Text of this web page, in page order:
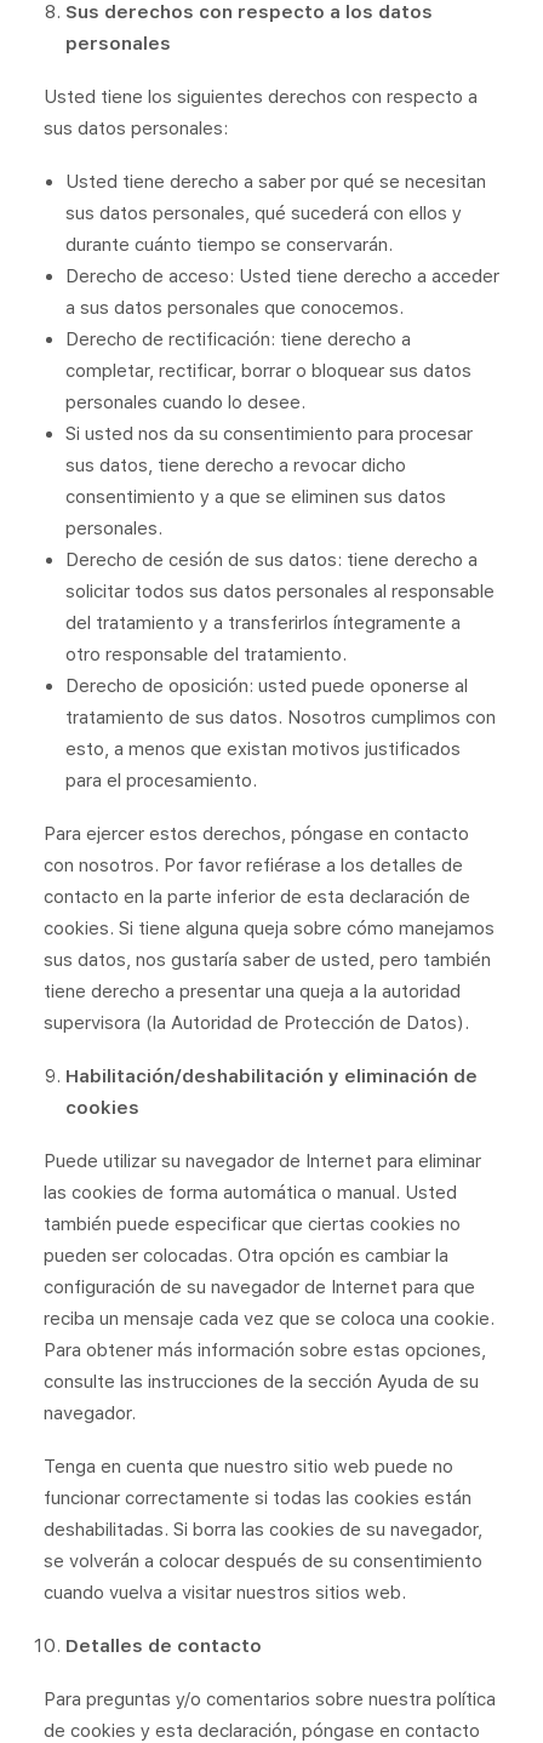
Sus derechos con respecto a los datos
personales
Usted tiene los siguientes derechos con respecto a
sus datos personales:
Usted tiene derecho a saber por qué se necesitan
sus datos personales, qué sucederá con ellos y
durante cuánto tiempo se conservarán.
Derecho de acceso: Usted tiene derecho a acceder
a sus datos personales que conocemos.
Derecho de rectificación: tiene derecho a
completar, rectificar, borrar o bloquear sus datos
personales cuando lo desee.
Si usted nos da su consentimiento para procesar
sus datos, tiene derecho a revocar dicho
consentimiento y a que se eliminen sus datos
personales.
Derecho de cesión de sus datos: tiene derecho a
solicitar todos sus datos personales al responsable
del tratamiento y a transferirlos íntegramente a
otro responsable del tratamiento.
Derecho de oposición: usted puede oponerse al
tratamiento de sus datos. Nosotros cumplimos con
esto, a menos que existan motivos justificados
para el procesamiento.
Para ejercer estos derechos, póngase en contacto
con nosotros. Por favor refiérase a los detalles de
contacto en la parte inferior de esta declaración de
cookies. Si tiene alguna queja sobre cómo manejamos
sus datos, nos gustaría saber de usted, pero también
tiene derecho a presentar una queja a la autoridad
supervisora (la Autoridad de Protección de Datos).
Habilitación/deshabilitación y eliminación de
cookies
Puede utilizar su navegador de Internet para eliminar
las cookies de forma automática o manual. Usted
también puede especificar que ciertas cookies no
pueden ser colocadas. Otra opción es cambiar la
configuración de su navegador de Internet para que
reciba un mensaje cada vez que se coloca una cookie.
Para obtener más información sobre estas opciones,
consulte las instrucciones de la sección Ayuda de su
navegador.
Tenga en cuenta que nuestro sitio web puede no
funcionar correctamente si todas las cookies están
deshabilitadas. Si borra las cookies de su navegador,
se volverán a colocar después de su consentimiento
cuando vuelva a visitar nuestros sitios web.
Detalles de contacto
Para preguntas y/o comentarios sobre nuestra política
de cookies y esta declaración, póngase en contacto